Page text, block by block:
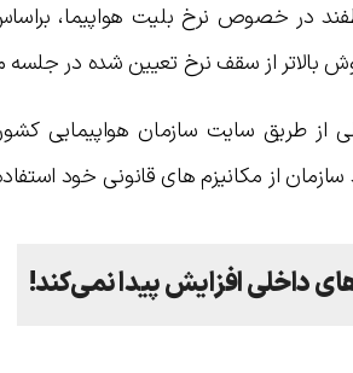
در خصوص نرخ بليت هواپيما،
بالاتر از سقف نرخ تعيين شده در
از مكانيزم های قانونی خود
داخلی افزایش پیدا نمی‌کند!